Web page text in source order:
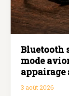
résolution,
taux
de
et
densité
de
pixels
expliqués
Bluetooth
mode
appairage
3 août 2026